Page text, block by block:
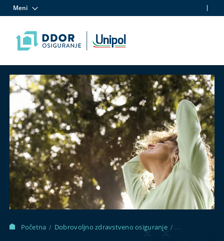
Skip to content
Meni
Početna / Dobrovoljno zdravstveno osiguranje /